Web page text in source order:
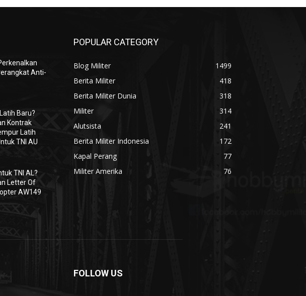
Anti-
Baru?
Kontrak
Latih
TNI AU
TNI AL?
Letter Of
AW149
POPULAR CATEGORY
Blog Militer
1499
Berita Militer
418
Berita Militer Dunia
318
Militer
314
Alutsista
241
Berita Militer Indonesia
172
Kapal Perang
77
Militer Amerika
76
FOLLOW US